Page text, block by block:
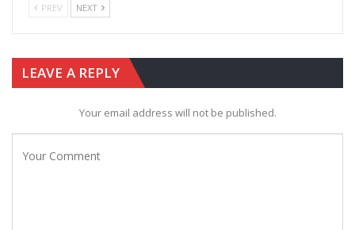
PREV NEXT
LEAVE A REPLY
Your email address will not be published.